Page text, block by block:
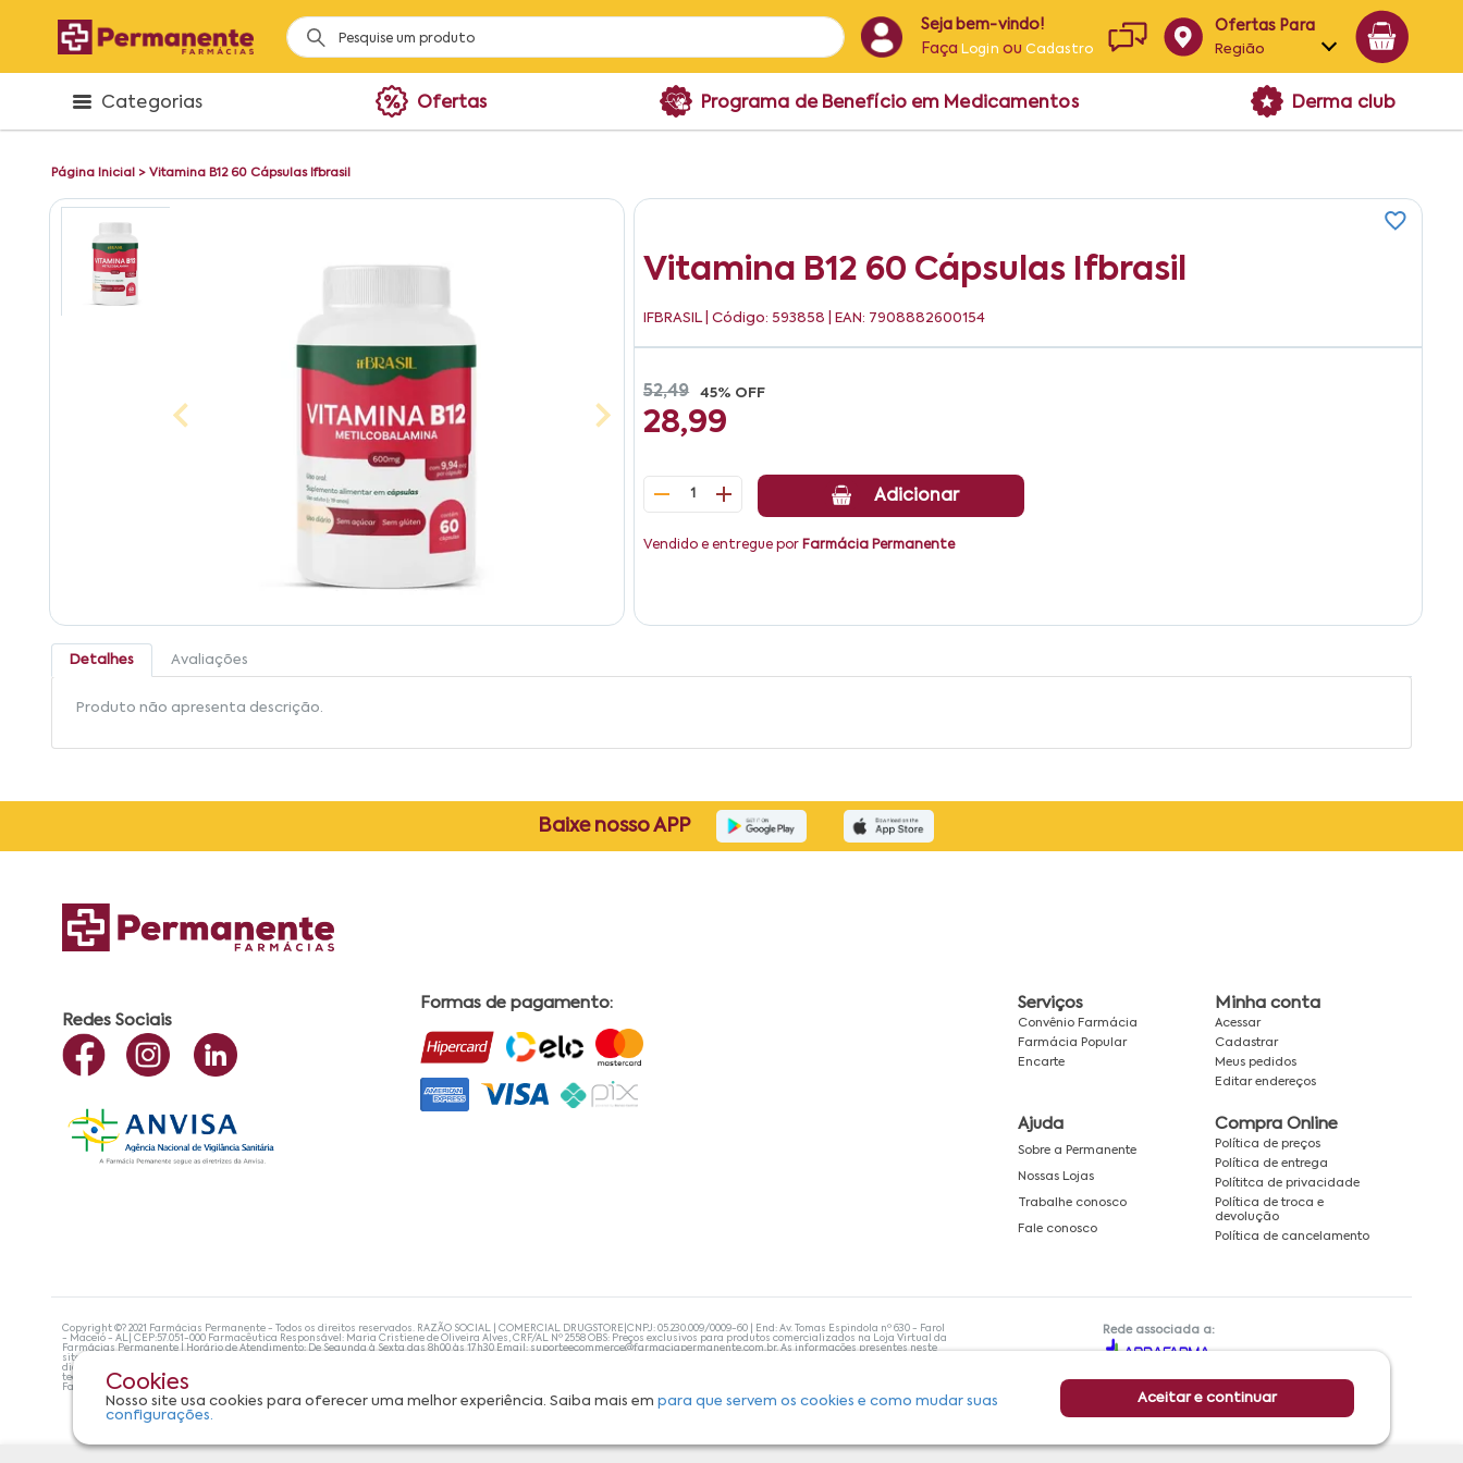
Seja bem-vindo!
Faça Login ouCadastro
Ofertas Para
Região
Alagoas
Categorias Ofertas Programa de Benefício em Medicamentos Derma club
Página Inicial > Vitamina B12 60 Cápsulas Ifbrasil
Vitamina B12 60 Cápsulas Ifbrasil
IFBRASIL| Código: 593858 | EAN: 7908882600154
52,49 45% OFF
28,99
1 Adicionar
Vendido e entregue por Farmácia Permanente
Detalhes Avaliações
Produto não apresenta descrição.
Cookies
Nosso site usa cookies para oferecer uma melhor experiência. Saiba mais empara que servem os cookies e como mudar suas
configurações.
Aceitar e continuar
Baixe nosso APP
Redes Sociais
Formas de pagamento: Serviços
Convênio Farmácia
Farmácia Popular
Encarte
Minha conta
Acessar
Cadastrar
Meus pedidos
Editar endereços
Ajuda
Sobre a Permanente
Nossas Lojas
Trabalhe conosco
Fale conosco
Compra Online
Política de preços
Política de entrega
Polítitca de privacidade
Política de troca e
devolução
Política de cancelamento
Copyright ©? 2021 Farmácias Permanente - Todos os direitos reservados. RAZÃO SOCIAL | COMERCIAL DRUGSTORE|CNPJ: 05.230.009/0009-60 | End: Av. Tomas Espindola nº 630 - Farol
- Maceió - AL| CEP:57.051-000 Farmacêutica Responsável: Maria Cristiene de Oliveira Alves, CRF/AL Nº 2558 OBS: Preços exclusivos para produtos comercializados na Loja Virtual da
Farmácias Permanente | Horário de Atendimento: De Segunda à Sexta das 8h00 às 17h30 Email: suporteecommerce@farmaciapermanente.com.br. As informações presentes neste
site não devem ser utilizadas para automedicação e, de forma alguma, substituem as orientações de um profissional da área médica. Apenas o médico está capacitado para
diagnosticar problemas de saúde e prescrever o tratamento adequado. Se os sintomas persistirem, um médico deve ser consultado. A Farmácia Permanente trabalha com as
tecnologias mais avançadas de proteção de dados, para que você possa realizar suas compras com tranquilidade. A privacidade e a segurança dos clientes são compromissos da
Farmácias Permanente. Todos os pedidos efetuados estão sujeitos à confirmação da disponibilidade de produto em nosso estoque.
Rede associada a: